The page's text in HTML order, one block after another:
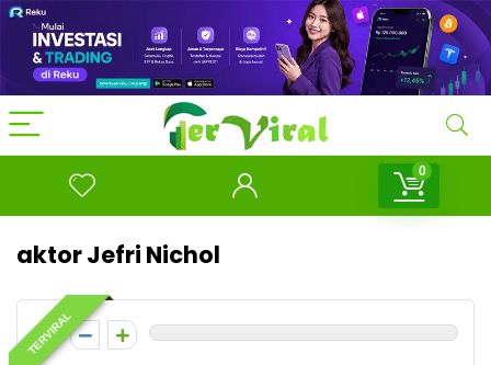
0
aktor Jefri Nichol
TERVIRAL
0